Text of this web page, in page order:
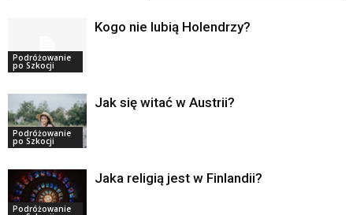
Podróżowanie
po Szkocji
Kogo nie lubią Holendrzy?
Podróżowanie
po Szkocji
Jak się witać w Austrii?
Podróżowanie
Jaka religią jest w Finlandii?